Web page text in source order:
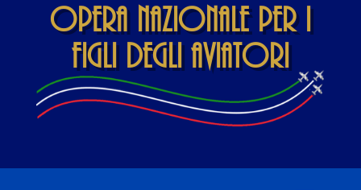
Opera Nazionale per i
Figli degli Aviatori